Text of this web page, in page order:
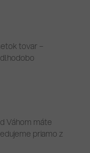
tovar –
Váhom máte
priamo z